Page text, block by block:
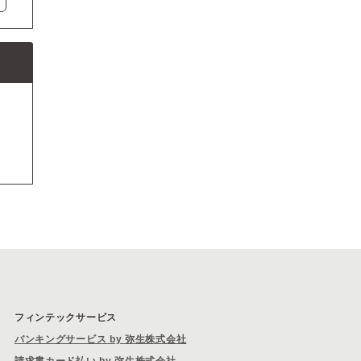
フィンテックサービス
バンキングサービス by 弥生株式会社